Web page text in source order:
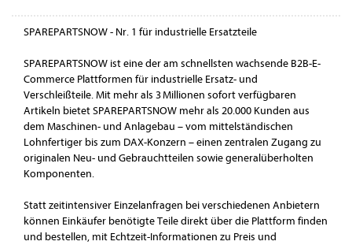
SPAREPARTSNOW - Nr. 1 für industrielle Ersatzteile
SPAREPARTSNOW ist eine der am schnellsten wachsende B2B-E-
Commerce Plattformen für industrielle Ersatz- und
Verschleißteile. Mit mehr als 3 Millionen sofort verfügbaren
Artikeln bietet SPAREPARTSNOW mehr als 20.000 Kunden aus
dem Maschinen- und Anlagebau – vom mittelständischen
Lohnfertiger bis zum DAX-Konzern – einen zentralen Zugang zu
originalen Neu- und Gebrauchtteilen sowie generalüberholten
Komponenten.
Statt zeitintensiver Einzelanfragen bei verschiedenen Anbietern
können Einkäufer benötigte Teile direkt über die Plattform finden
und bestellen, mit Echtzeit-Informationen zu Preis und